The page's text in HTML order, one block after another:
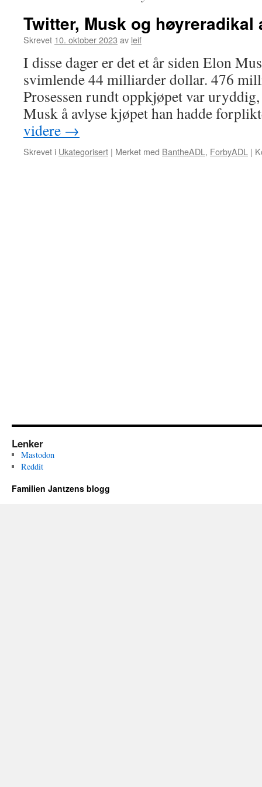
Twitter, Musk og høyreradikal
Skrevet 10. oktober 2023 av leif
I disse dager er det et år siden Elon
svimlende 44 milliarder dollar. 476
Prosessen rundt oppkjøpet var
Musk å avlyse kjøpet han hadde
videre →
Skrevet i Ukategorisert | Merket med BantheADL , ForbyADL |
Lenker
Mastodon
Reddit
Familien Jantzens blogg